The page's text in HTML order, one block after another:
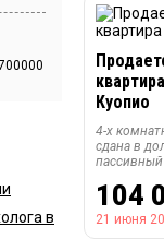
Куопио
4-х
сдана в
104
21 июня